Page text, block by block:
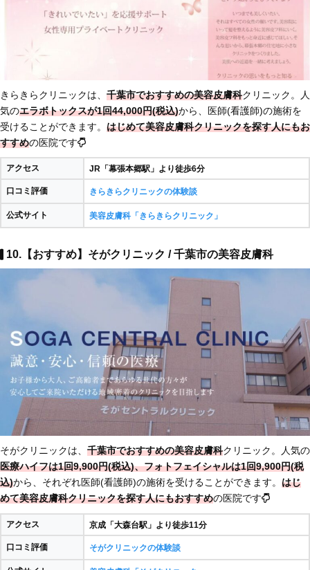
きらきらクリニックは、 千葉市でおすすめの美容皮膚科クリニック。人
気のエラボトックスが1回44,000円(税込)から、医師(看護師)の施術を
受けることができます。 はじめて美容皮膚科クリニックを探す人にもお
すすめの医院です
アクセス JR「幕張本郷駅」より徒歩6分
口コミ評価 きらきらクリニックの体験談
公式サイト 美容皮膚科「きらきらクリニック」
10.【おすすめ】そがクリニック / 千葉市の美容皮膚科
そがクリニックは、 千葉市でおすすめの美容皮膚科クリニック。人気の
医療ハイフは1回9,900円(税込)、フォトフェイシャルは1回9,900円(税
込)から、それぞれ医師(看護師)の施術を受けることができます。 はじ
めて美容皮膚科クリニックを探す人にもおすすめの医院です
アクセス 京成「大森台駅」より徒歩11分
口コミ評価 そがクリニックの体験談